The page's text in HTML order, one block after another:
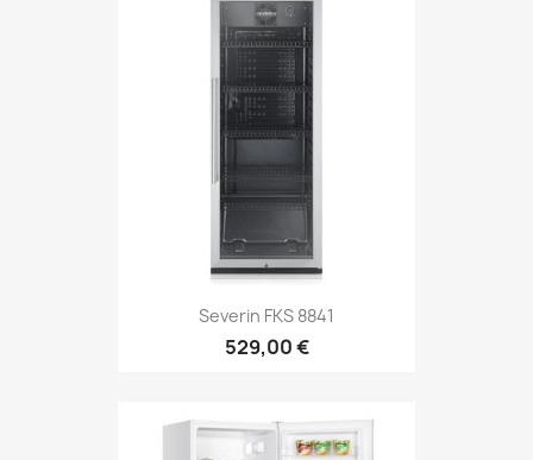
Severin FKS 8841
529,00 €